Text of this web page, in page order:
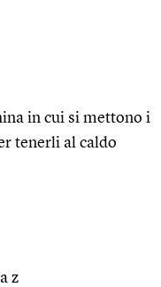
in cui si mettono i
tenerli al caldo
z